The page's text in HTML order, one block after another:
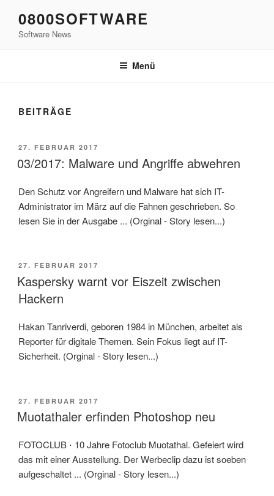
Inhalt
springen
0800SOFTWARE
Software News
Menü
BEITRÄGE
VERÖFFENTLICHT
AM
27. FEBRUAR 2017
03/2017: Malware und Angriffe abwehren
Den Schutz vor Angreifern und Malware hat sich IT-
Administrator im März auf die Fahnen geschrieben. So
lesen Sie in der Ausgabe ... (Orginal - Story lesen...)
VERÖFFENTLICHT
AM
27. FEBRUAR 2017
Kaspersky warnt vor Eiszeit zwischen
Hackern
Hakan Tanriverdi, geboren 1984 in München, arbeitet als
Reporter für digitale Themen. Sein Fokus liegt auf IT-
Sicherheit. (Orginal - Story lesen...)
VERÖFFENTLICHT
AM
27. FEBRUAR 2017
Muotathaler erfinden Photoshop neu
FOTOCLUB ⋅ 10 Jahre Fotoclub Muotathal. Gefeiert wird
das mit einer Ausstellung. Der Werbeclip dazu ist soeben
aufgeschaltet ... (Orginal - Story lesen...)